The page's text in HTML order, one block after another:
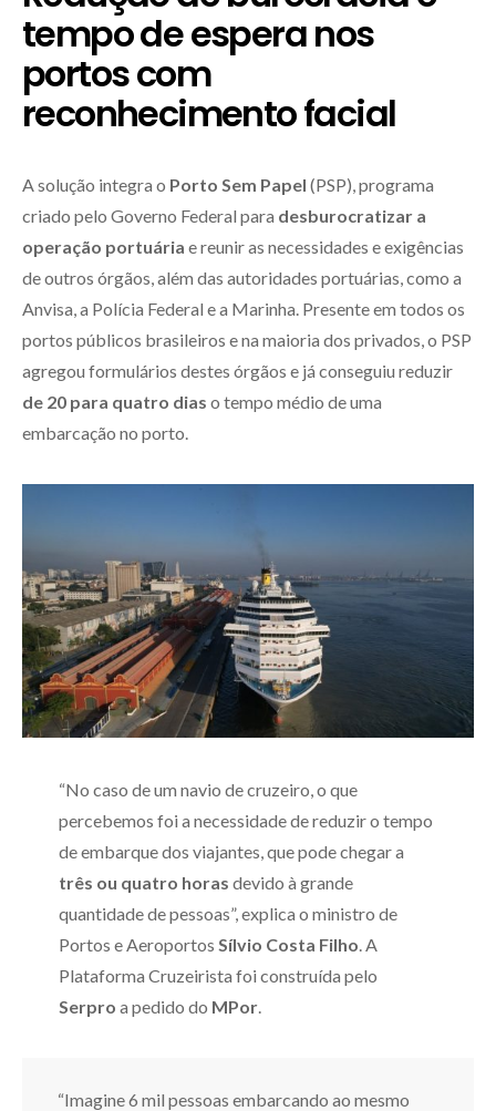
tempo de espera nos
portos com
reconhecimento facial
A solução integra o Porto Sem Papel (PSP), programa
criado pelo Governo Federal para desburocratizar a
operação portuária e reunir as necessidades e exigências
de outros órgãos, além das autoridades portuárias, como a
Anvisa, a Polícia Federal e a Marinha. Presente em todos os
portos públicos brasileiros e na maioria dos privados, o PSP
agregou formulários destes órgãos e já conseguiu reduzir
de 20 para quatro dias o tempo médio de uma
embarcação no porto.
“No caso de um navio de cruzeiro, o que
percebemos foi a necessidade de reduzir o tempo
de embarque dos viajantes, que pode chegar a
três ou quatro horas devido à grande
quantidade de pessoas”, explica o ministro de
Portos e Aeroportos Sílvio Costa Filho . A
Plataforma Cruzeirista foi construída pelo
Serpro a pedido do MPor.
“Imagine 6 mil pessoas embarcando ao mesmo